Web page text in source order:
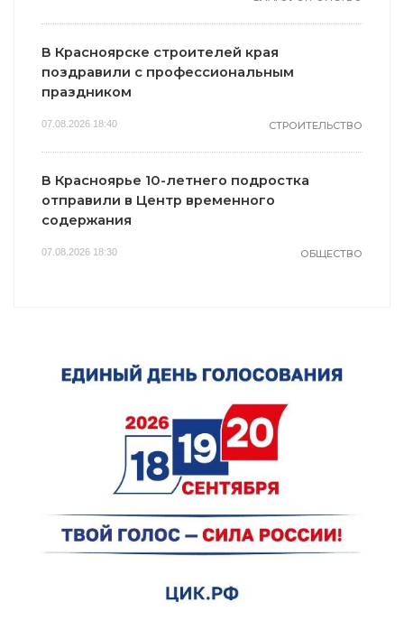
В Красноярске строителей края
поздравили с профессиональным
праздником
07.08.2026 18:40 СТРОИТЕЛЬСТВО
В Красноярье 10-летнего подростка
отправили в Центр временного
содержания
07.08.2026 18:30 ОБЩЕСТВО